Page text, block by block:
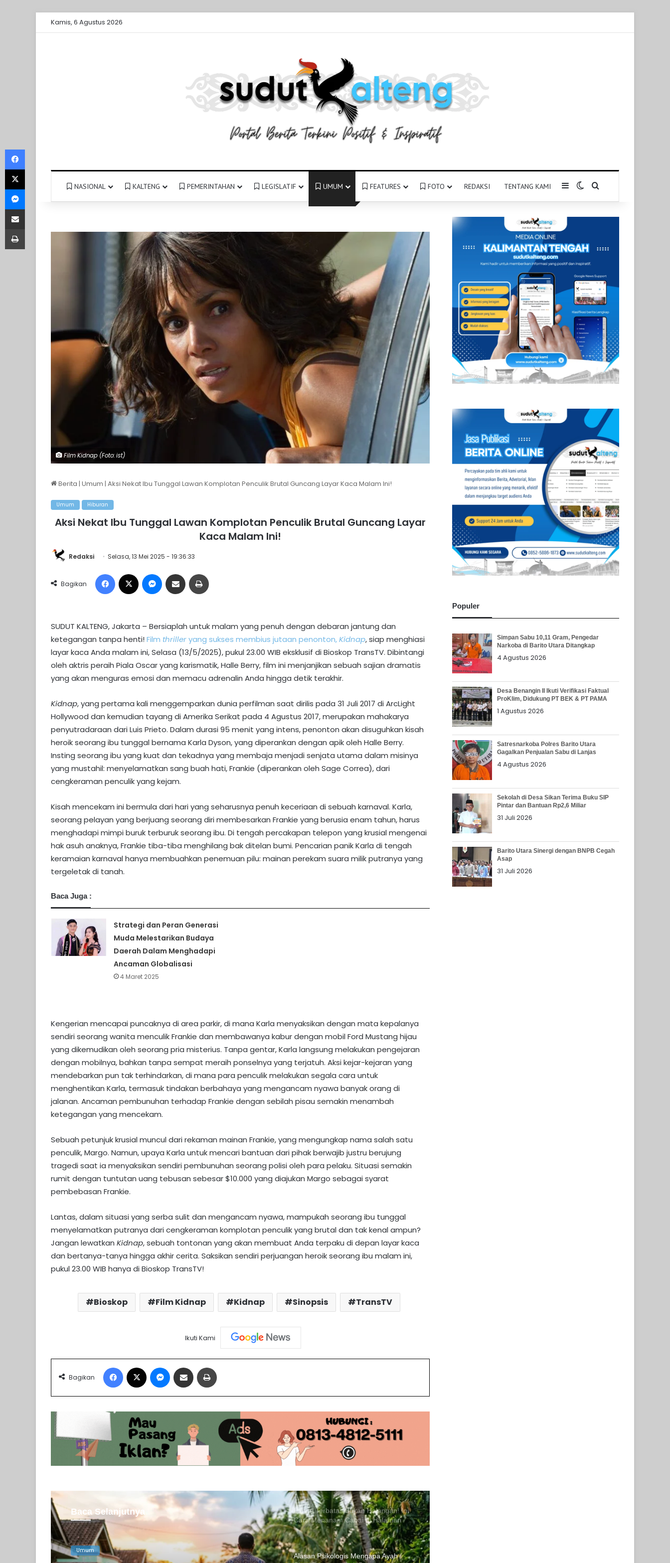
Kamis, 6 Agustus 2026
NASIONAL KALTENG PEMERINTAHAN LEGISLATIF UMUM FEATURES FOTO REDAKSI TENTANG KAMI SidebarSwitch skin
Pencarian untuk
Film Kidnap (Foto: ist)
Berita | Umum | Aksi Nekat Ibu Tunggal Lawan Komplotan Penculik Brutal Guncang Layar Kaca Malam Ini!
Umum Hiburan
Aksi Nekat Ibu Tunggal Lawan Komplotan Penculik Brutal Guncang Layar
Kaca Malam Ini!
Redaksi Selasa, 13 Mei 2025 - 19:36:33
Bagikan
Facebook Messenger
Share via Email
SUDUT KALTENG, Jakarta – Bersiaplah untuk malam yang penuh dengan debaran jantung dan
ketegangan tanpa henti!Film thrilleryang sukses membius jutaan penonton,Kidnap, siap menghiasi
layar kaca Anda malam ini, Selasa (13/5/2025), pukul 23.00 WIB eksklusif di Bioskop TransTV. Dibintangi
oleh aktris peraih Piala Oscar yang karismatik, Halle Berry, film ini menjanjikan sebuah sajian dramatis
yang akan menguras emosi dan memacu adrenalin Anda hingga detik terakhir.
Kidnap, yang pertama kali menggemparkan dunia perfilman saat dirilis pada 31 Juli 2017 di ArcLight
Hollywood dan kemudian tayang di Amerika Serikat pada 4 Agustus 2017, merupakan mahakarya
penyutradaraan dari Luis Prieto. Dalam durasi 95 menit yang intens, penonton akan disuguhkan kisah
heroik seorang ibu tunggal bernama Karla Dyson, yang diperankan dengan apik oleh Halle Berry.
Insting seorang ibu yang kuat dan tekadnya yang membaja menjadi senjata utama dalam misinya
yang mustahil: menyelamatkan sang buah hati, Frankie (diperankan oleh Sage Correa), dari
cengkeraman penculik yang kejam.
Kisah mencekam ini bermula dari hari yang seharusnya penuh keceriaan di sebuah karnaval. Karla,
seorang pelayan yang berjuang seorang diri membesarkan Frankie yang berusia enam tahun, harus
menghadapi mimpi buruk terburuk seorang ibu. Di tengah percakapan telepon yang krusial mengenai
hak asuh anaknya, Frankie tiba-tiba menghilang bak ditelan bumi. Pencarian panik Karla di tengah
keramaian karnaval hanya membuahkan penemuan pilu: mainan perekam suara milik putranya yang
tergeletak di tanah.
Baca Juga :
Strategi dan Peran Generasi
Muda Melestarikan Budaya
Daerah Dalam Menghadapi
Ancaman Globalisasi
4 Maret 2025
Kengerian mencapai puncaknya di area parkir, di mana Karla menyaksikan dengan mata kepalanya
sendiri seorang wanita menculik Frankie dan membawanya kabur dengan mobil Ford Mustang hijau
yang dikemudikan oleh seorang pria misterius. Tanpa gentar, Karla langsung melakukan pengejaran
dengan mobilnya, bahkan tanpa sempat meraih ponselnya yang terjatuh. Aksi kejar-kejaran yang
mendebarkan pun tak terhindarkan, di mana para penculik melakukan segala cara untuk
menghentikan Karla, termasuk tindakan berbahaya yang mengancam nyawa banyak orang di
jalanan. Ancaman pembunuhan terhadap Frankie dengan sebilah pisau semakin menambah
ketegangan yang mencekam.
Sebuah petunjuk krusial muncul dari rekaman mainan Frankie, yang mengungkap nama salah satu
penculik, Margo. Namun, upaya Karla untuk mencari bantuan dari pihak berwajib justru berujung
tragedi saat ia menyaksikan sendiri pembunuhan seorang polisi oleh para pelaku. Situasi semakin
rumit dengan tuntutan uang tebusan sebesar $10.000 yang diajukan Margo sebagai syarat
pembebasan Frankie.
Lantas, dalam situasi yang serba sulit dan mengancam nyawa, mampukah seorang ibu tunggal
menyelamatkan putranya dari cengkeraman komplotan penculik yang brutal dan tak kenal ampun?
Jangan lewatkan Kidnap, sebuah tontonan yang akan membuat Anda terpaku di depan layar kaca
dan bertanya-tanya hingga akhir cerita. Saksikan sendiri perjuangan heroik seorang ibu malam ini,
pukul 23.00 WIB hanya di Bioskop TransTV!
Bioskop Film Kidnap Kidnap Sinopsis TransTV
Ikuti Kami
Bagikan
Facebook Messenger
Share via Email
Baca Selanjutnya
Umum
Mau Tanam Lengkeng? Inilah
Tampil Mengejutkan, PWI Pastikan
​Doa Malam Lailatul Qadar:
Keutamaan, Waktu, dan Amalan yang
Mengapa Zakat Harus Dimulai dari
Mau Mudik? Cek Bagian Ini Agar
Perjalanan Anda Tidak Berujung
Mogok
Cara Menanam Cabai di Halaman
Rumah Sempit agar Berbuah Lebat
Alasan Psikologis Mengapa Ayah
Cinta Pertama Anak Perempuanya
Populer
Simpan Sabu 10,11 Gram, Pengedar
Narkoba di Barito Utara Ditangkap
4 Agustus 2026
Desa Benangin II Ikuti Verifikasi Faktual
ProKlim, Didukung PT BEK & PT PAMA
1 Agustus 2026
Satresnarkoba Polres Barito Utara
Gagalkan Penjualan Sabu di Lanjas
4 Agustus 2026
Sekolah di Desa Sikan Terima Buku SIP
Pintar dan Bantuan Rp2,6 Miliar
31 Juli 2026
Barito Utara Sinergi dengan BNPB Cegah
Asap
31 Juli 2026
Facebook
X
Messenger
Share via Email